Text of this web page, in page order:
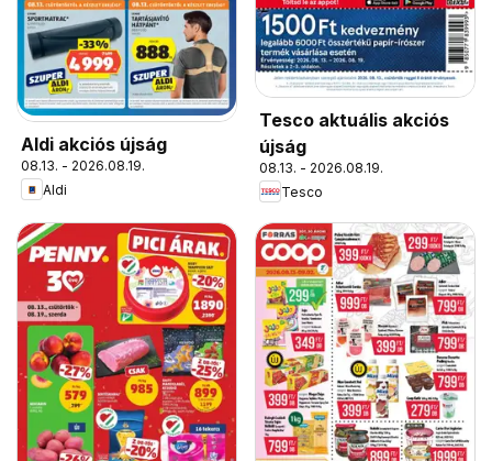
Aldi akciós újság
08.13. - 2026.08.19.
Aldi
Tesco aktuális akciós
újság
08.13. - 2026.08.19.
Tesco